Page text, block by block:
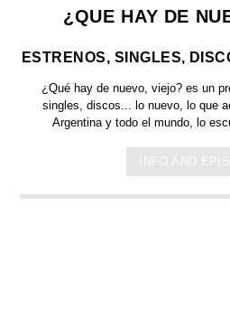
¿QUE HAY DE
ESTRENOS, SINGLES,
¿Qué hay de nuevo, viejo?es un
singles, discos... lo nuevo, lo que
Argentina y todo el mundo, lo
INFO AND